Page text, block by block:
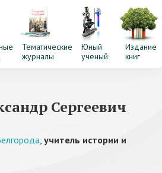
Тематические
журналы
Юный
ученый
Издание
книг
Сергеевич
, учитель истории и